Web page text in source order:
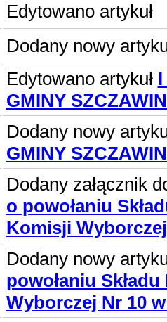
Edytowano artykuł
Dodany nowy
Edytowano artykuł
GMINY
Dodany nowy
GMINY
Dodany załącznik
o powołaniu
Komisji
Dodany nowy
powołaniu
Wyborczej Nr 10